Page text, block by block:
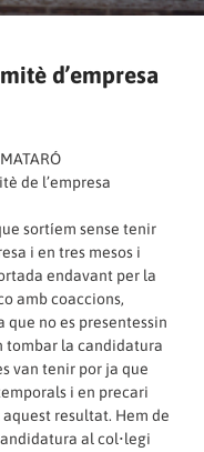
d’empresa
de l’empresa
sortíem sense tenir
i en tres mesos i
endavant per la
amb coaccions,
que no es presentessin
tombar la candidatura
van tenir por ja que
i en precari
resultat. Hem de
al col•legi